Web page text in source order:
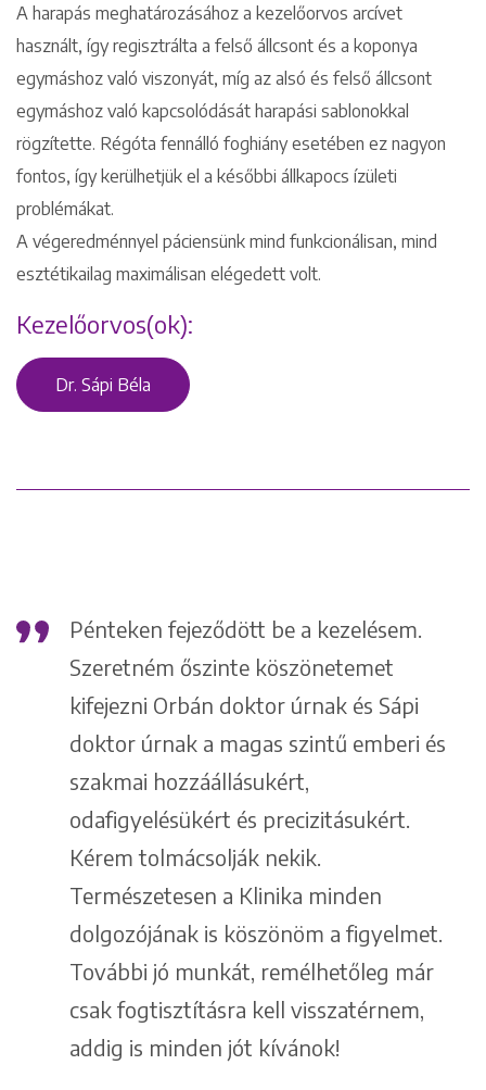
A harapás meghatározásához a kezelőorvos arcívet
használt, így regisztrálta a felső állcsont és a koponya
egymáshoz való viszonyát, míg az alsó és felső állcsont
egymáshoz való kapcsolódását harapási sablonokkal
rögzítette. Régóta fennálló foghiány esetében ez nagyon
fontos, így kerülhetjük el a későbbi állkapocs ízületi
problémákat.
A végeredménnyel páciensünk mind funkcionálisan, mind
esztétikailag maximálisan elégedett volt.
Kezelőorvos(ok):
Dr. Sápi Béla
Pénteken fejeződött be a kezelésem.
Szeretném őszinte köszönetemet
kifejezni Orbán doktor úrnak és Sápi
doktor úrnak a magas szintű emberi és
szakmai hozzáállásukért,
odafigyelésükért és precizitásukért.
Kérem tolmácsolják nekik.
Természetesen a Klinika minden
dolgozójának is köszönöm a figyelmet.
További jó munkát, remélhetőleg már
csak fogtisztításra kell visszatérnem,
addig is minden jót kívánok!